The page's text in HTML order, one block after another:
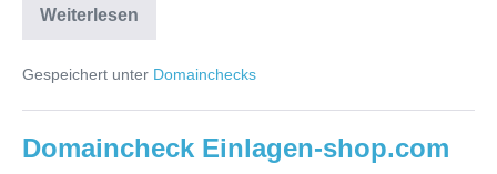
Weiterlesen
Gespeichert unter Domainchecks
Domaincheck Einlagen-shop.com